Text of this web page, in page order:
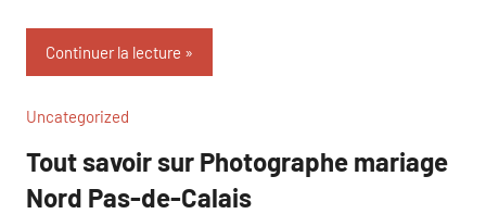
Continuer la lecture
Uncategorized
Tout savoir sur Photographe mariage
Nord Pas-de-Calais